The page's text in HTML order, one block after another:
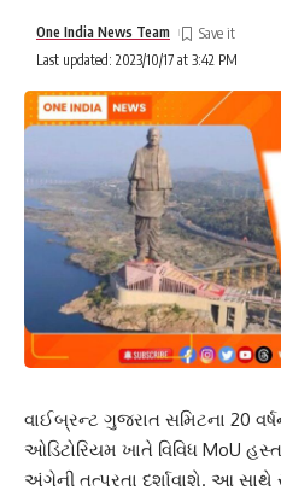
Last updated: 2023/10/17 at 3:42 PM
One India News Team
વાઈબ્રન્ટ ગુજરાત સમિટના 20
ઓડિટોરિયમ ખાતે વિવિધ MoU
અંગેની તત્પરતા દર્શાવાશે. આ